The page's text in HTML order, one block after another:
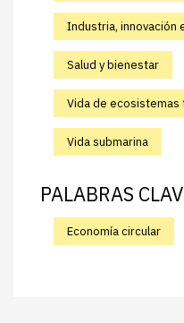
Industria, innovación
Salud y bienestar
Vida de
Vida submarina
PALABRAS
Economía circular